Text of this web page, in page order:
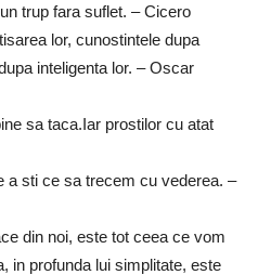
trup fara suflet. – Cicero
lor, cunostintele dupa
inteligenta lor. – Oscar
sa taca.Iar prostilor cu atat
a sti ce sa trecem cu vederea. –
din noi, este tot ceea ce vom
in profunda lui simplitate, este